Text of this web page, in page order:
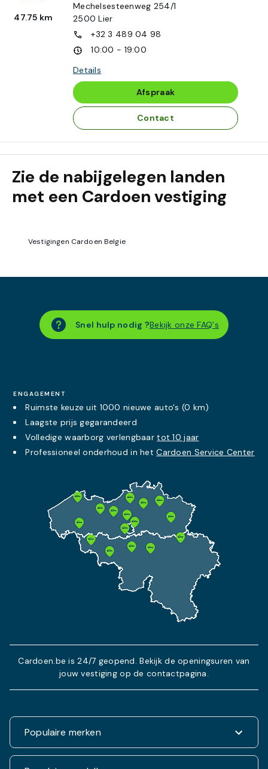
47.75 km
Mechelsesteenweg 254/1
2500Lier
+32 3 489 04 98
10:00 - 19:00
Details
Afspraak
Contact
Zie de nabijgelegen landen
met een Cardoen vestiging
Vestigingen Cardoen Belgie
Snel hulp nodig ?Bekijk onze FAQ's
ENGAGEMENT
Ruimste keuze uit 1000 nieuwe auto's (0 km)
Laagste prijs gegarandeerd
Volledige waarborg verlengbaartot 10 jaar
Professioneel onderhoud in hetCardoen Service Center
Populaire merken
Cardoen.be is 24/7 geopend. Bekijk de openingsuren van
jouw vestiging op de contactpagina.